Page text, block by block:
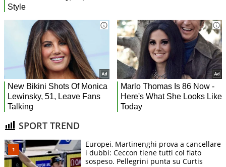
SPORT TREND
Europei, Martinenghi prova a cancellare
i dubbi: Ceccon tiene tutti col fiato
sospeso. Pellegrini punta su Curtis